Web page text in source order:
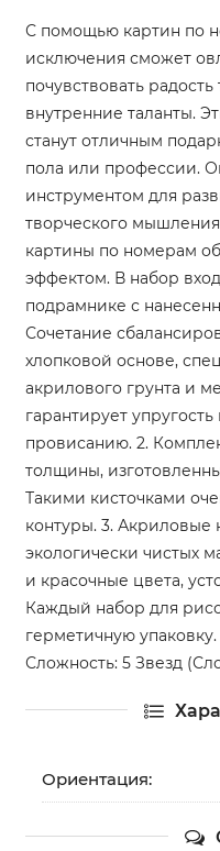
С помощью картин по
исключения сможет
почувствовать
внутренние таланты.
станут отличным
пола или профессии.
инструментом для
творческого
картины по номерам
эффектом. В набор
подрамнике с
Сочетание
хлопковой основе,
акрилового грунта и
гарантирует
провисанию. 2.
толщины,
Такими кисточками
контуры. 3. Акриловые
экологически чистых
и красочные цвета,
Каждый набор для
герметичную
Сложность: 5 Звезд
Ориентация: